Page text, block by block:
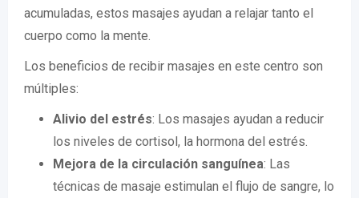
acumuladas, estos masajes ayudan a relajar tanto el
cuerpo como la mente.
Los beneficios de recibir masajes en este centro son
múltiples:
Alivio del estrés: Los masajes ayudan a reducir
los niveles de cortisol, la hormona del estrés.
Mejora de la circulación sanguínea: Las
técnicas de masaje estimulan el flujo de sangre, lo